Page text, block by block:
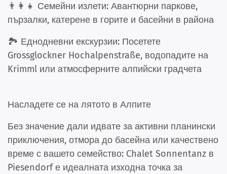
👨‍👩‍👧 Семейни излети: Авантюрни паркове,
пързалки, катерене в горите и басейни в района
🏞️ Еднодневни екскурзии: Посетете
Grossglockner Hochalpenstraße, водопадите на
Krimml или атмосферните алпийски градчета
Насладете се на лятото в Алпите
Без значение дали идвате за активни планински
приключения, отмора до басейна или качествено
време с вашето семейство: Chalet Sonnentanz в
Piesendorf е идеалната изходна точка за